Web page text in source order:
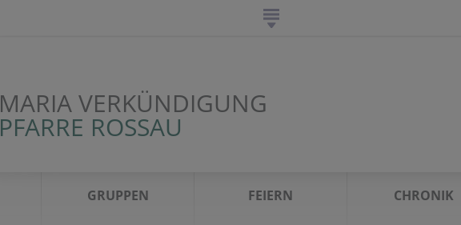
MARIA VERKÜNDIGUNG
PFARRE ROSSAU
GRUPPEN FEIERN CHRONIK